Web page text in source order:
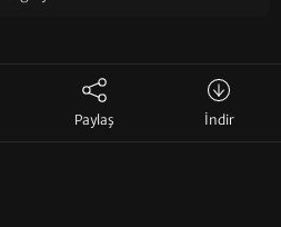
Paylaş İndir